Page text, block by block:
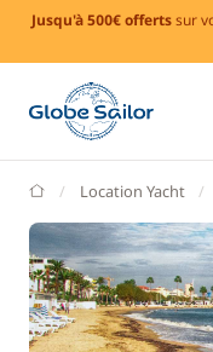
Jusqu'à 500€ offertssur
GlobeSailor
Location Yacht